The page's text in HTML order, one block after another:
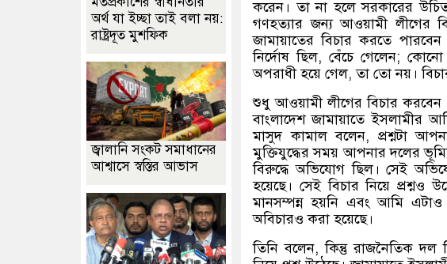
করেন। তা না হলে সরকারের
গণহত্যার জন্য আওয়ামী লীগের
জামায়াতের বিচার করতে
নির্দোষ ছিল, বেঁচে গেলেন;
অপরাধী হয়ে গেল, তা তো নয়।
শুধু আওয়ামী লীগের বিচার করবেন
বাংলাদেশ জামায়াতে ইসলামীর
মাসুদ কামাল বলেন, প্রশ্নটা
মুক্তিযুদ্ধের সময় আপনার দলের
বিরুদ্ধে অভিযোগ ছিল। সেই
হয়েছে। সেই বিচার নিয়ে প্রশ্নও
মানসম্পন্ন হয়নি এবং আমি
অবিচারও করা হয়েছে।
তিনি বলেন, কিন্তু রাজনৈতিক দল
অর্থ যা ইচ্ছা তাই বলা নয়:
রাষ্ট্রদূত মুশফিক
জ্বালানি সংকট সমাধানের
আশ্বাসে স্বস্তির আভাস